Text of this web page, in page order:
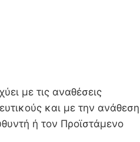
με τις αναθέσεις
και με την ανάθεση
ή τον Προϊστάμενο